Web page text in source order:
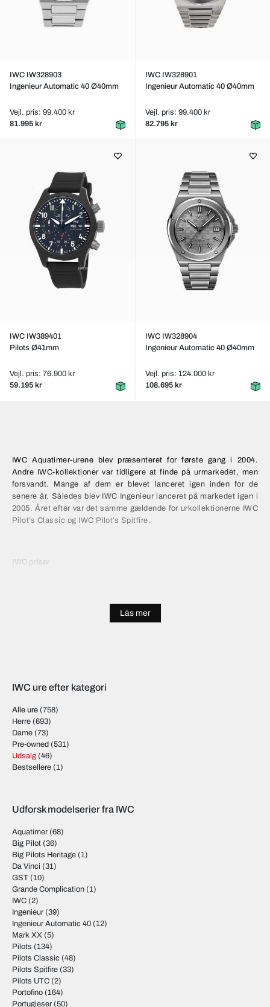
IWC IW328903
Ingenieur Automatic 40 Ø40mm
Vejl. pris: 99.400 kr
81.995 kr
IWC IW328901
Ingenieur Automatic 40 Ø40mm
Vejl. pris: 99.400 kr
82.795 kr
IWC IW389401
Pilots Ø41mm
Vejl. pris: 76.900 kr
59.195 kr
IWC IW328904
Ingenieur Automatic 40 Ø40mm
Vejl. pris: 124.000 kr
108.695 kr
IWC Aquatimer-urene blev præsenteret for første gang i 2004.
Andre IWC-kollektioner var tidligere at finde på urmarkedet, men
forsvandt. Mange af dem er blevet lanceret igen inden for de
senere år. Således blev IWC Ingenieur lanceret på markedet igen i
2005. Året efter var det samme gældende for urkollektionerne IWC
Pilot’s Classic og IWC Pilot’s Spitfire.
IWC priser
Prisen stiger som regel med mellem 5-10 % om året.
Prisstigninger sker blandt andet på baggrund af prisen på
Er du ude efter et specielt IWC-ur, som ikke var at finde i vores
eller et ur, som kun blev fremstillet i nogle få eksemplarer? IWC
skaber temmeligt ofte begrænsede, yderst efterspurgte
kollektioner, som er utroligt svære at få fat i. Vi har ofte mulighed
for at få fat i modeller, som almindelige butikker sjældent får
mulighed for at købe.
egen hjemmeside via dette link:International Watch Company, IWC
Läs mer
IWC ure efter kategori
Alle ure (758)
Herre (693)
Dame (73)
Pre-owned (531)
Udsalg (46)
Bestsellere (1)
Udforsk modelserier fra IWC
Aquatimer (68)
Big Pilot (36)
Big Pilots Heritage (1)
Da Vinci (31)
GST (10)
Grande Complication (1)
IWC (2)
Ingenieur (39)
Ingenieur Automatic 40 (12)
Mark XX (5)
Pilots (134)
Pilots Classic (48)
Pilots Spitfire (33)
Pilots UTC (2)
Portofino (164)
Portugieser (50)